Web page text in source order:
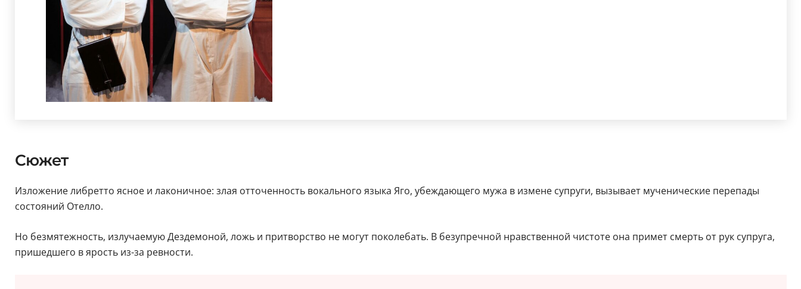
Сюжет
Изложение либретто ясное и лаконичное: злая отточенность вокального языка Яго, убеждающего мужа в измене супруги, вызывает мученические перепады
состояний Отелло.
Но безмятежность, излучаемую Дездемоной, ложь и притворство не могут поколебать. В безупречной нравственной чистоте она примет смерть от рук супруга,
пришедшего в ярость из-за ревности.